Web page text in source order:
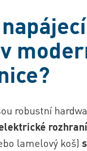
robustní
rozhraní
lamelový koš)